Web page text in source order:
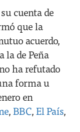
cuenta de
que la
acuerdo,
la de Peña
ha refutado
forma u
en
, BBC,El País,